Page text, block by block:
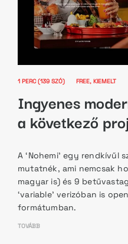
1 PERC (139 SZÓ) FREE KIEMELT
Ingyenes
a következő
A ‘Nohemi’ egy rendkívűl
mutatnék, ami nemcsak
magyar is) és 9
‘variable’ verizóban is
formátumban.
TOVÁBB